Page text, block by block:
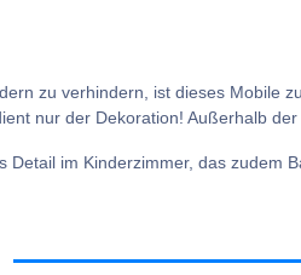
zu verhindern, ist dieses Mobile
nur der Dekoration! Außerhalb
im Kinderzimmer, das zudem